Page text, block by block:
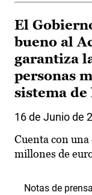
El
bueno al
garantiza
personas
sistema de
16 de Junio de
Cuenta con
millones de
Notas de prensa